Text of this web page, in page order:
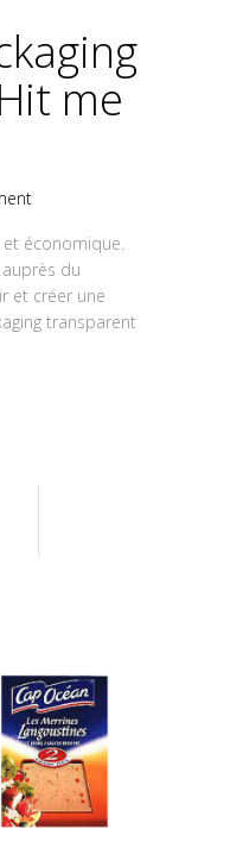
me
économique.
du
et créer une
transparent